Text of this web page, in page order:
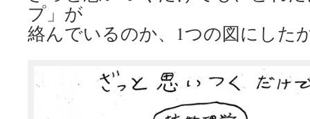
プ」が
絡んでいるのか、1つの図にした